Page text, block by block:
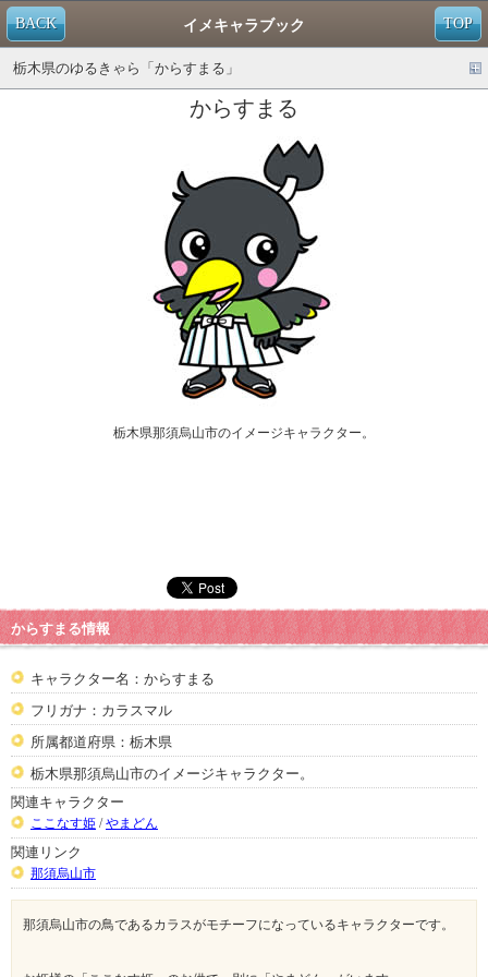
TOP
BACK イメキャラブック
栃木県のゆるきゃら「からすまる」
からすまる
栃木県那須烏山市のイメージキャラクター。
からすまる情報
キャラクター名：からすまる
フリガナ：カラスマル
所属都道府県：栃木県
栃木県那須烏山市のイメージキャラクター。
関連キャラクター
ここなす姫 /やまどん
関連リンク
那須烏山市
那須烏山市の鳥であるカラスがモチーフになっているキャラクターです。